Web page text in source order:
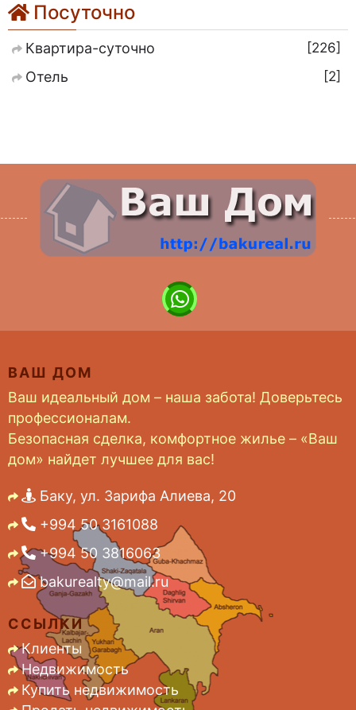
Посуточно
Квартира-суточно
226
Отель
2
ВАШ ДОМ
Ваш идеальный дом – наша забота! Доверьтесь
профессионалам.
Безопасная сделка, комфортное жилье – «Ваш
дом» найдет лучшее для вас!
Баку, ул. Зарифа Алиева, 20
+994 50 3161088
+994 50 3816063
bakurealty@mail.ru
ССЫЛКИ
Клиенты
Недвижимость
Купить недвижимость